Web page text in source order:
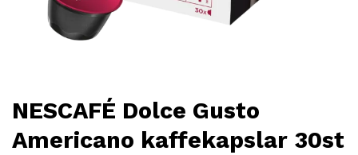
NESCAFÉ Dolce Gusto
Americano kaffekapslar 30st